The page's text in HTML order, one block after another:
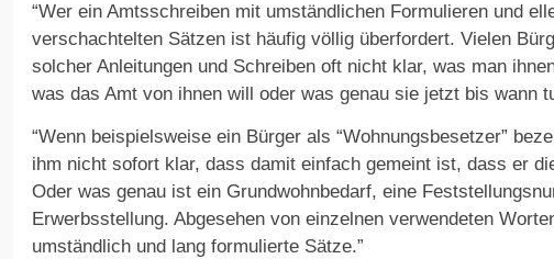
“Wer ein Amtsschreiben mit umständlichen Formulieren und
verschachtelten Sätzen ist häufig völlig überfordert. Vielen
solcher Anleitungen und Schreiben oft nicht klar, was man
was das Amt von ihnen will oder was genau sie jetzt bis wann
“Wenn beispielsweise ein Bürger als “Wohnungsbesetzer”
ihm nicht sofort klar, dass damit einfach gemeint ist, dass er
Oder was genau ist ein Grundwohnbedarf, eine
Erwerbsstellung. Abgesehen von einzelnen verwendeten
umständlich und lang formulierte Sätze.”